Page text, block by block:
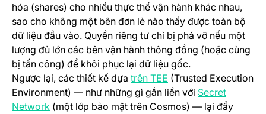
hóa (shares) cho nhiều thực thể vận hành khác nhau,
sao cho không một bên đơn lẻ nào thấy được toàn bộ
dữ liệu đầu vào. Quyền riêng tư chỉ bị phá vỡ nếu một
lượng đủ lớn các bên vận hành thông đồng (hoặc cùng
bị tấn công) để khôi phục lại dữ liệu gốc.
Ngược lại, các thiết kế dựa trên TEE (opens in a new tab)
(Trusted Execution
Environment) — như những gì gắn liền với Secret
Network (opens in a new tab)
(một lớp bảo mật trên Cosmos) — lại đẩy